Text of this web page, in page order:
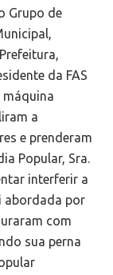
Grupo de
da FAS
máquina
a
e prenderam
Popular, Sra.
interferir a
abordada por
com
sua perna